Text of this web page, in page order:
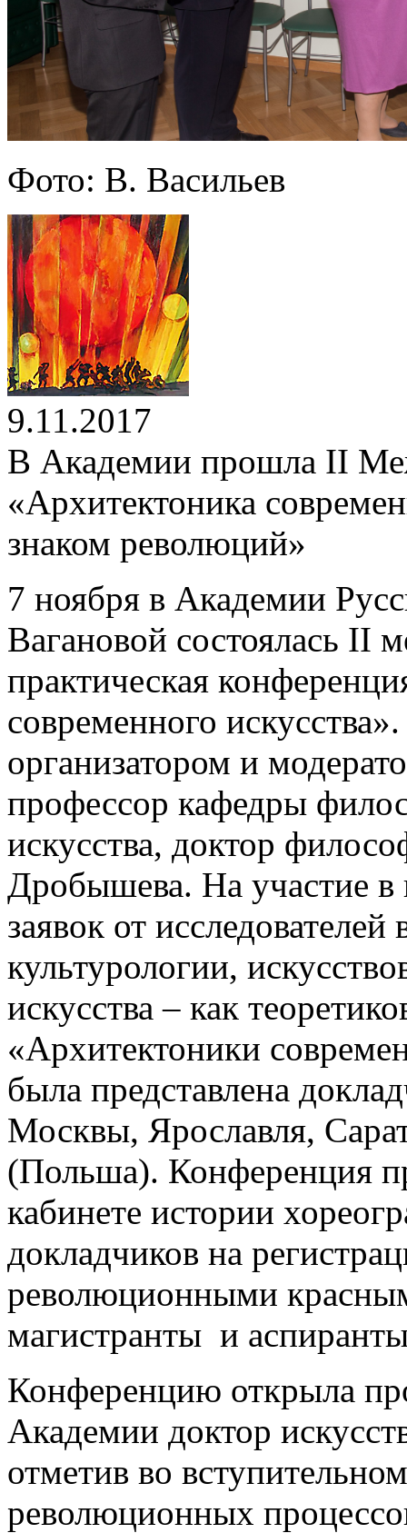
Фото: В. Васильев
9.11.2017
В Академии прошла II
«Архитектоника
знаком революций»
7 ноября в Академии
Вагановой состоялась II
практическая
современного
организатором и
профессор кафедры
искусства, доктор
Дробышева. На участие
заявок от
культурологии,
искусства – как
«Архитектоники
была представлена
Москвы, Ярославля,
(Польша). Конференция
кабинете истории
докладчиков на
революционными
магистранты и
Конференцию открыла
Академии доктор
отметив во
революционных